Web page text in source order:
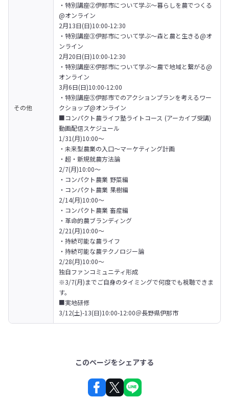
その他
・特別講座②伊那市について学ぶ〜暮らしを農でつくる
@オンライン
2月13日(日)10:00-12:30
・特別講座③伊那市について学ぶ〜森と農と生きる@オ
ンライン
2月20日(日)10:00-12:30
・特別講座④伊那市について学ぶ〜農で地域と繋がる@
オンライン
3月6日(日)10:00-12:00
・特別講座⑤伊那市でのアクションプランを考えるワー
クショップ@オンライン
■コンパクト農ライフ塾ライトコース (アーカイブ受講)
動画配信スケジュール
1/31(月)10:00〜
・未来型農業の入口～マーケティング計画
・超・新規就農方法論
2/7(月)10:00〜
・コンパクト農業 野菜編
・コンパクト農業 果樹編
2/14(月)10:00〜
・コンパクト農業 畜産編
・革命的農ブランディング
2/21(月)10:00〜
・持続可能な農ライフ
・持続可能な農テクノロジー論
2/28(月)10:00〜
独自ファンコミュニティ形成
※3/7(月)までご自身のタイミングで何度でも視聴できま
す。
■実地研修
3/12(土)-13(日)10:00-12:00＠長野県伊那市
このページをシェアする